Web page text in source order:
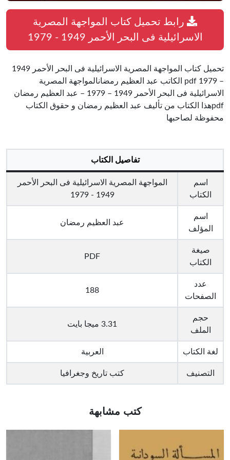
رابط تحميل كتاب المواجهة المصرية
الاسرائيلية فى البحر الأحمر 1949 - 1979
تحميل كتاب المواجهة المصرية الاسرائيلية فى البحر الأحمر 1949
– 1979 pdf الكاتب عبد العظيم رمضانالمواجهة المصرية
الاسرائيلية فى البحر الأحمر 1949 – 1979 – عبد العظيم رمضان
pdfهذا الكتاب من تأليف عبد العظيم رمضان و حقوق الكتاب
محفوظة لصاحبها
تفاصيل الكتاب
اسم
الكتاب
المواجهة المصرية الاسرائيلية فى البحر الأحمر
1949 - 1979
اسم
المؤلف
عبد العظيم رمضان
صيغة
الكتاب
PDF
عدد
الصفحات
188
حجم
الملف
3.31 ميجا بايت
لغة الكتاب العربية
التصنيف كتب تاريخ وجغرافيا
كتب مشابهة